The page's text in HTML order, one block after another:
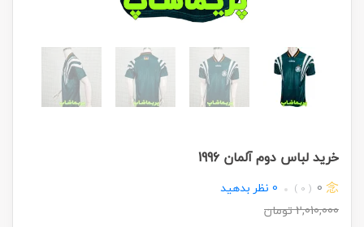
خرید لباس دوم آلمان 1996
0
( 0 )
0 نظر بدهید
2,010,000تومان